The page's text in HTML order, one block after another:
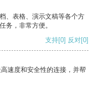
、表格、演示文稿等各个方
务，非常方便。
支持[0] 反对[0]
速度和安全性的连接，并帮